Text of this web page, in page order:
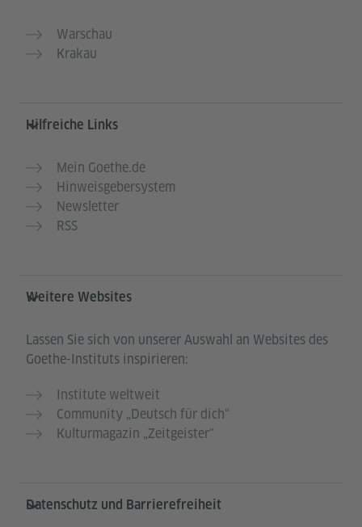
Warschau
Krakau
Hilfreiche Links
Mein Goethe.de
Hinweisgebersystem
Newsletter
RSS
Weitere Websites
Lassen Sie sich von unserer Auswahl an Websites des
Goethe-Instituts inspirieren:
Institute weltweit
Community „Deutsch für dich“
Kulturmagazin „Zeitgeister"
Datenschutz und Barrierefreiheit